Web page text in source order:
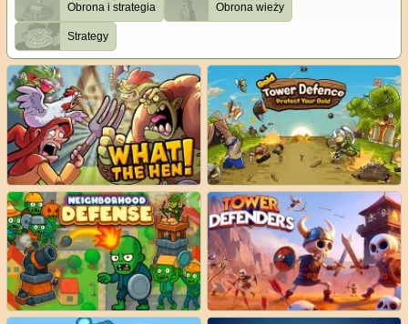
Obrona i strategia Obrona wieży
Strategy